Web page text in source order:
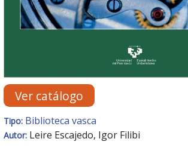
Ver catálogo
Tipo: Biblioteca vasca
Autor: Leire Escajedo, Igor Filibi